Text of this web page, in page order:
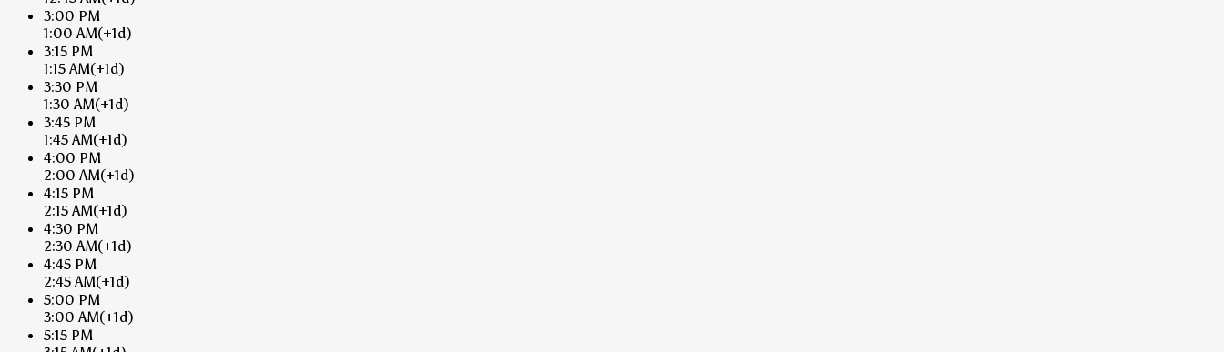
3:00 PM
1:00 AM(+1d)
3:15 PM
1:15 AM(+1d)
3:30 PM
1:30 AM(+1d)
3:45 PM
1:45 AM(+1d)
4:00 PM
2:00 AM(+1d)
4:15 PM
2:15 AM(+1d)
4:30 PM
2:30 AM(+1d)
4:45 PM
2:45 AM(+1d)
5:00 PM
3:00 AM(+1d)
5:15 PM